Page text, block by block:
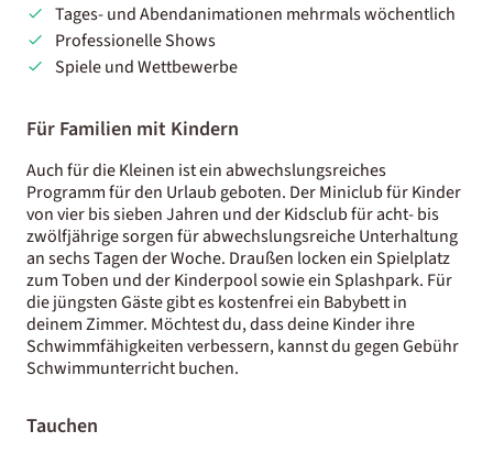
Tages- und Abendanimationen mehrmals wöchentlich
Professionelle Shows
Spiele und Wettbewerbe
Für Familien mit Kindern
Auch für die Kleinen ist ein abwechslungsreiches
Programm für den Urlaub geboten. Der Miniclub für Kinder
von vier bis sieben Jahren und der Kidsclub für acht- bis
zwölfjährige sorgen für abwechslungsreiche Unterhaltung
an sechs Tagen der Woche. Draußen locken ein Spielplatz
zum Toben und der Kinderpool sowie ein Splashpark. Für
die jüngsten Gäste gibt es kostenfrei ein Babybett in
deinem Zimmer. Möchtest du, dass deine Kinder ihre
Schwimmfähigkeiten verbessern, kannst du gegen Gebühr
Schwimmunterricht buchen.
Tauchen